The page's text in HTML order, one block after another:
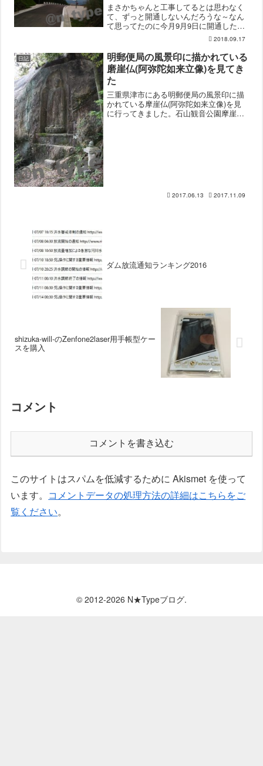
まさかちゃんと工事してるとは思わなく
て、ずっと開通しないんだろうな～なん
て思ってたのに今月9月9日に開通した国
道416号の県境区間を走ってきました。
石川県側国道8号バイパスを東山ICで降り
て、国道416号入り。今回繋がったのは
県境の辺りなの...
2018.09.17
日記
明郵便局の風景印に描かれている
磨崖仏(阿弥陀如来立像)を見てき
た
三重県津市にある明郵便局の風景印に描
かれている摩崖仏(阿弥陀如来立像)を見
に行ってきました。石山観音公園摩崖仏
2017.06.13 2017.11.09
ダム放流通知ランキング2016
shizuka-will-のZenfone2laser用手帳型ケー
スを購入
コメント
コメントを書き込む
このサイトはスパムを低減するために Akismet を使って
います。 コメントデータの処理方法の詳細はこちらをご
覧ください。
© 2012-2026 N★Typeブログ.